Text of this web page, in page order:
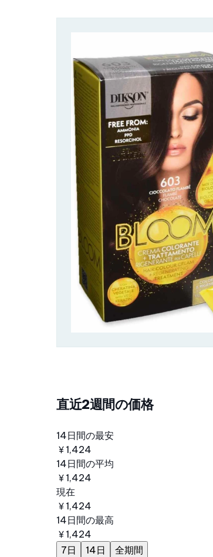
直近2週間の価格
14日間の最安
￥1,424
14日間の平均
￥1,424
現在
￥1,424
14日間の最高
￥1,424
7日
14日 全期間